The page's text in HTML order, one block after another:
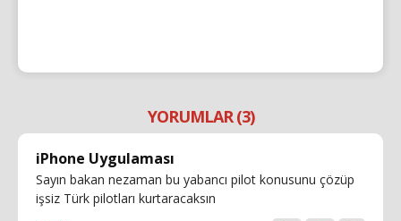
YORUMLAR (3)
iPhone Uygulaması
Sayın bakan nezaman bu yabancı pilot konusunu çözüp
işsiz Türk pilotları kurtaracaksın